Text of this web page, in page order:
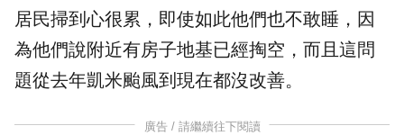
居民掃到心很累，即使如此他們也不敢睡，因
為他們說附近有房子地基已經掏空，而且這問
題從去年凱米颱風到現在都沒改善。
廣告 / 請繼續往下閱讀